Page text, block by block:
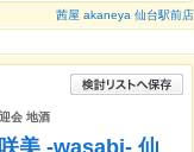
茜屋 akaneya 仙台駅前店
会 地酒
美 -wasabi- 仙